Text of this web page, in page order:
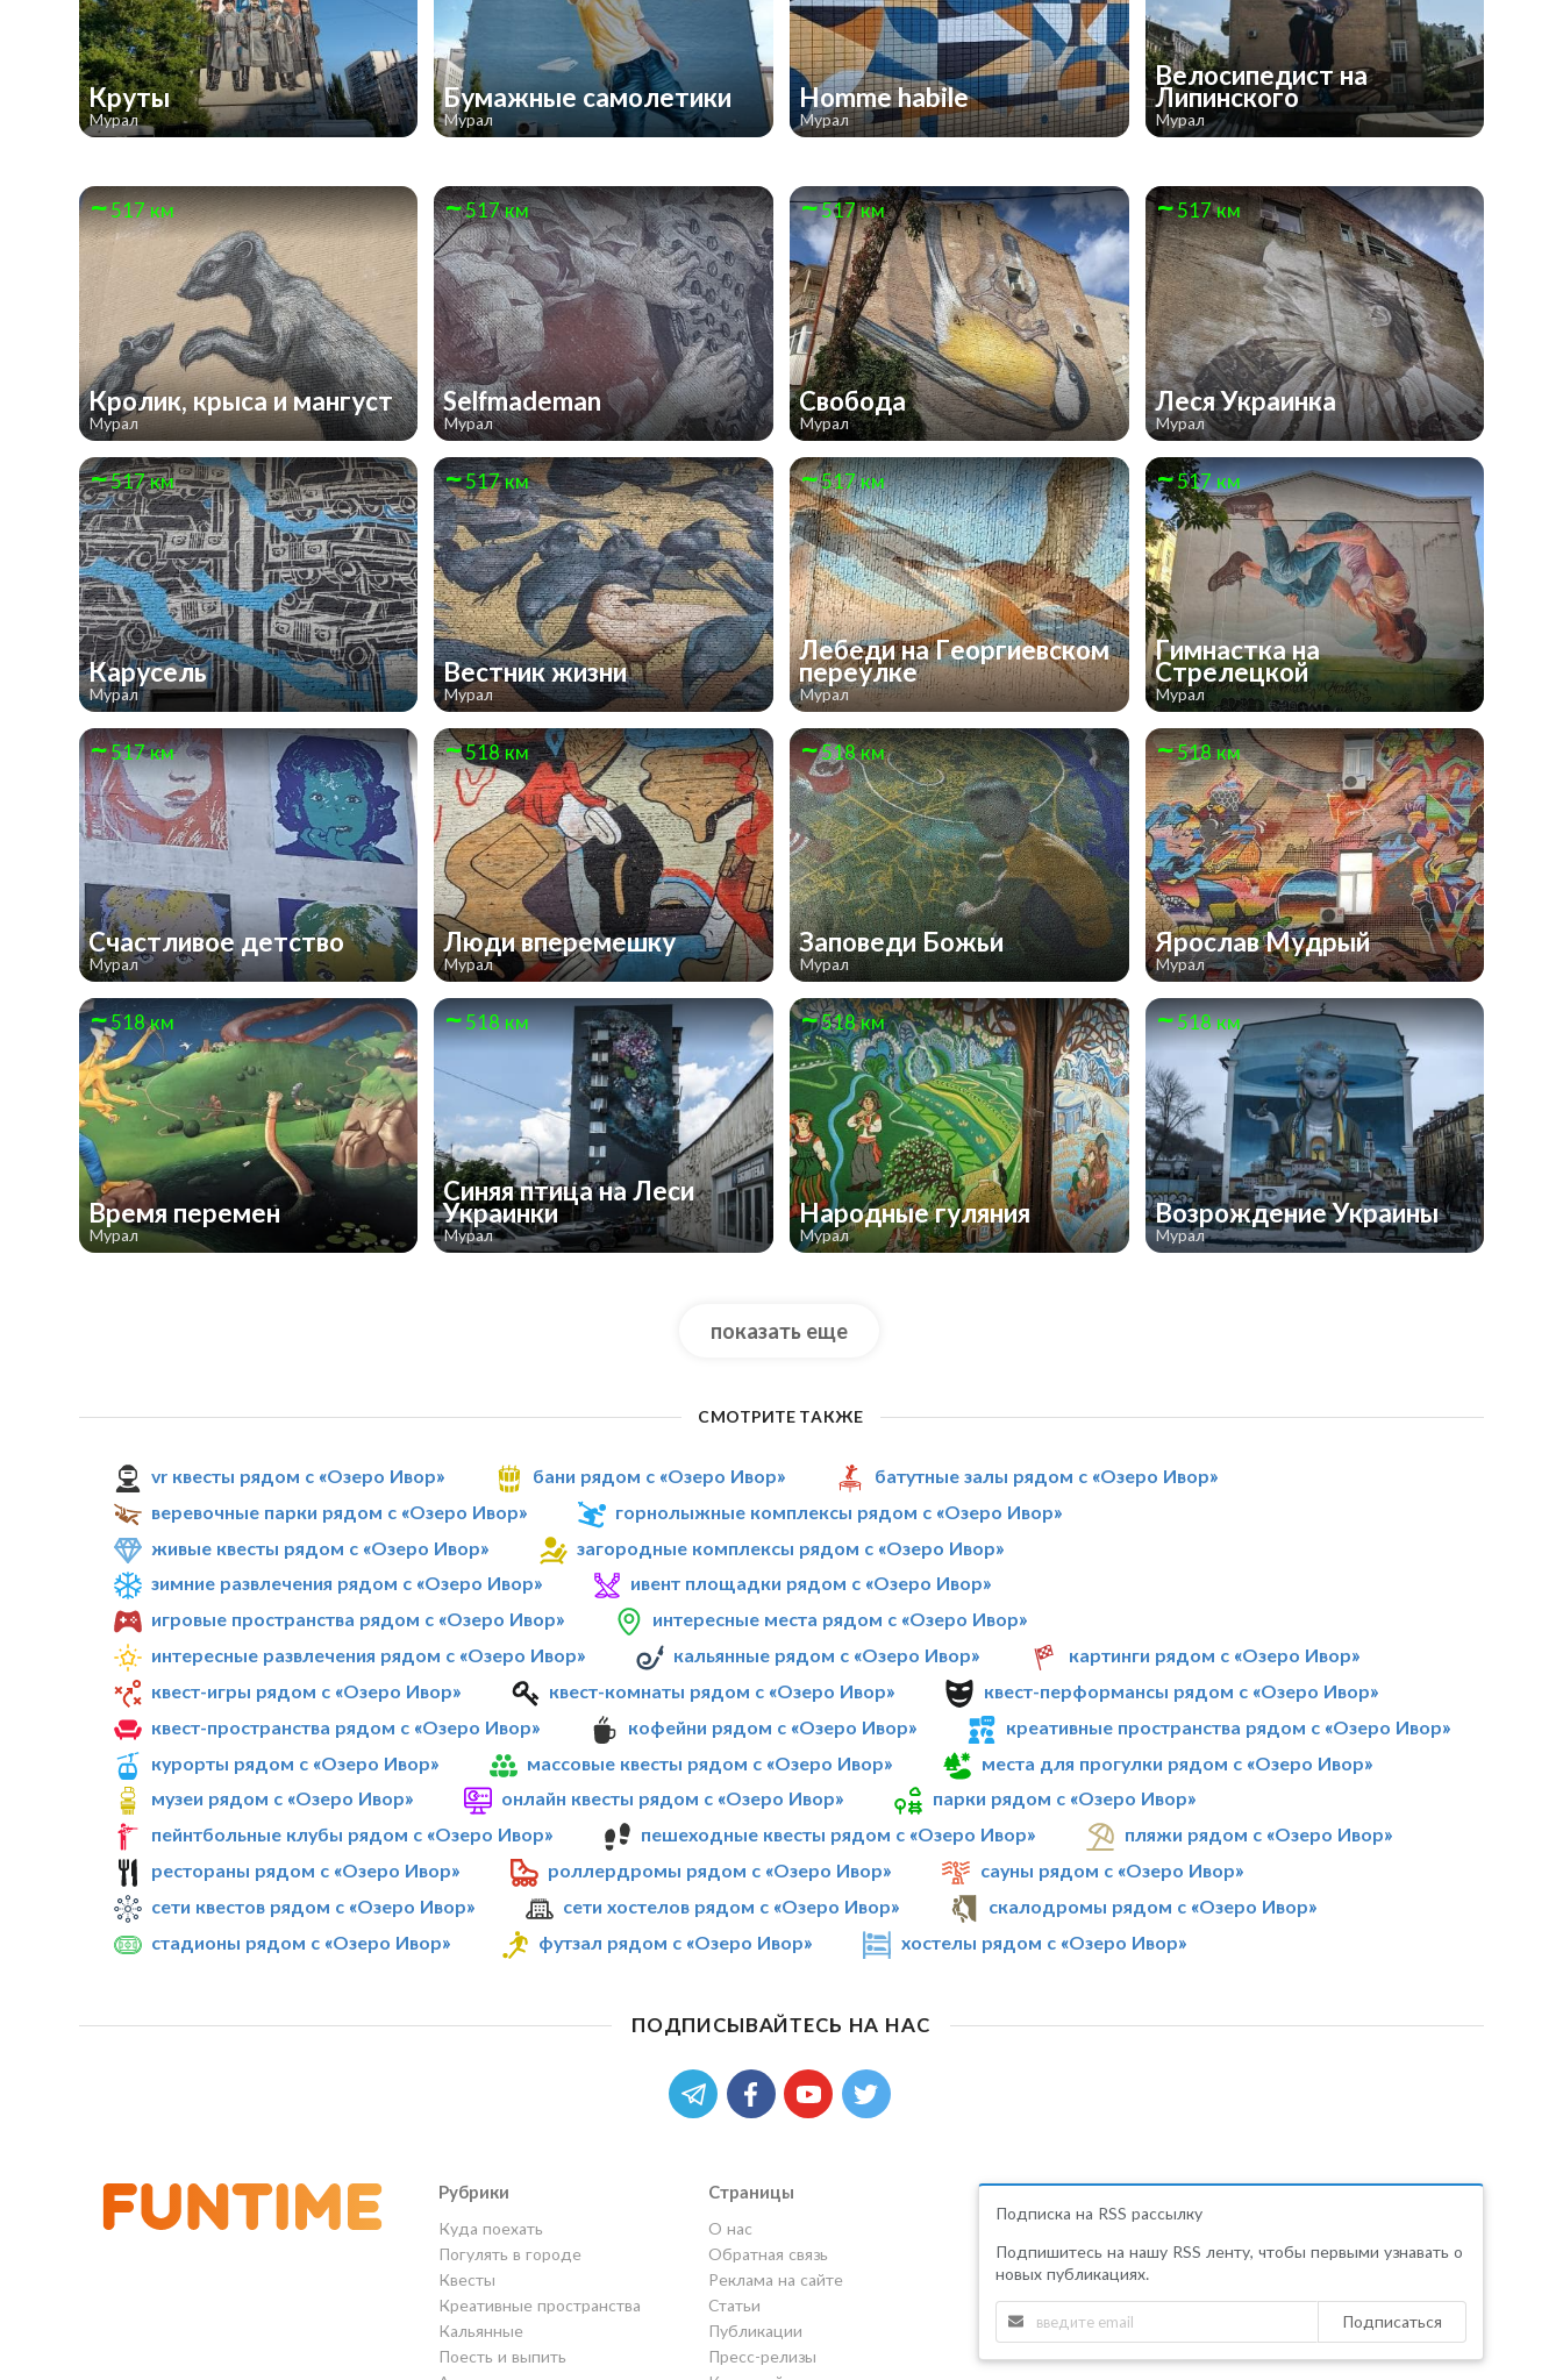
Круты
Мурал
Бумажные самолетики
Мурал
Homme habile
Мурал
Велосипедист на
Липинского
Мурал
517 км
Кролик, крыса и мангуст
Мурал
517 км
Selfmademan
Мурал
517 км
Свобода
Мурал
517 км
Леся Украинка
Мурал
517 км
Карусель
Мурал
517 км
Вестник жизни
Мурал
517 км
Лебеди на Георгиевском
переулке
Мурал
517 км
Гимнастка на
Стрелецкой
Мурал
517 км
Счастливое детство
Мурал
518 км
Люди вперемешку
Мурал
518 км
Заповеди Божьи
Мурал
518 км
Ярослав Мудрый
Мурал
518 км
Время перемен
Мурал
518 км
Синяя птица на Леси
Украинки
Мурал
518 км
Народные гуляния
Мурал
518 км
Возрождение Украины
Мурал
показать еще
СМОТРИТЕ ТАКЖЕ
vr квесты рядом с «Озеро Ивор» бани рядом с «Озеро Ивор»
батутные залы рядом с «Озеро Ивор»
веревочные парки рядом с «Озеро Ивор»
горнолыжные комплексы рядом с «Озеро Ивор»
живые квесты рядом с «Озеро Ивор»
загородные комплексы рядом с «Озеро Ивор»
зимние развлечения рядом с «Озеро Ивор»
ивент площадки рядом с «Озеро Ивор»
игровые пространства рядом с «Озеро Ивор»
интересные места рядом с «Озеро Ивор»
интересные развлечения рядом с «Озеро Ивор»
кальянные рядом с «Озеро Ивор»
картинги рядом с «Озеро Ивор»
квест-игры рядом с «Озеро Ивор»
квест-комнаты рядом с «Озеро Ивор»
квест-перформансы рядом с «Озеро Ивор»
квест-пространства рядом с «Озеро Ивор»
кофейни рядом с «Озеро Ивор»
креативные пространства рядом с «Озеро Ивор»
курорты рядом с «Озеро Ивор»
массовые квесты рядом с «Озеро Ивор»
места для прогулки рядом с «Озеро Ивор»
музеи рядом с «Озеро Ивор»
онлайн квесты рядом с «Озеро Ивор»
парки рядом с «Озеро Ивор»
пейнтбольные клубы рядом с «Озеро Ивор»
пешеходные квесты рядом с «Озеро Ивор»
пляжи рядом с «Озеро Ивор»
рестораны рядом с «Озеро Ивор»
роллердромы рядом с «Озеро Ивор»
сауны рядом с «Озеро Ивор»
сети квестов рядом с «Озеро Ивор»
сети хостелов рядом с «Озеро Ивор»
скалодромы рядом с «Озеро Ивор»
стадионы рядом с «Озеро Ивор»
футзал рядом с «Озеро Ивор» хостелы рядом с «Озеро Ивор»
ПОДПИСЫВАЙТЕСЬ НА НАС
Рубрики
Куда поехать
Погулять в городе
Квесты
Креативные пространства
Кальянные
Поесть и выпить
Страницы
О нас
Обратная связь
Реклама на сайте
Статьи
Публикации
Пресс-релизы
Подписка на RSS рассылку
Подпишитесь на нашу RSS ленту, чтобы первыми узнавать о
новых публикациях.
Подписаться